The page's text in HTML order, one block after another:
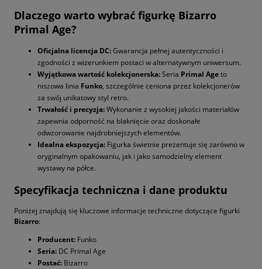
Dlaczego warto wybrać figurkę Bizarro
Primal Age?
Oficjalna licencja DC:Gwarancja pełnej autentyczności i
zgodności z wizerunkiem postaci w alternatywnym uniwersum.
Wyjątkowa wartość kolekcjonerska:Seria Primal Ageto
niszowa linia Funko, szczególnie ceniona przez kolekcjonerów
za swój unikatowy styl retro.
Trwałość i precyzja:Wykonanie z wysokiej jakości materiałów
zapewnia odporność na blaknięcie oraz doskonałe
odwzorowanie najdrobniejszych elementów.
Idealna ekspozycja: Figurka świetnie prezentuje się zarówno w
oryginalnym opakowaniu, jak i jako samodzielny element
wystawy na półce.
Specyfikacja techniczna i dane produktu
Poniżej znajdują się kluczowe informacje techniczne dotyczące figurki
Bizarro:
Producent: Funko
Seria: DC Primal Age
Postać: Bizarro